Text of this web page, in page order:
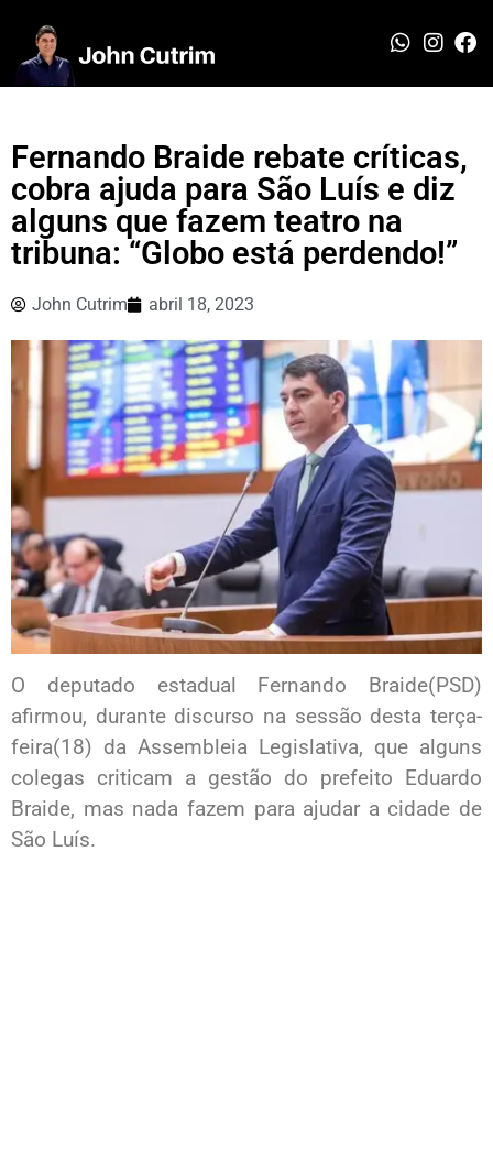
Fernando Braide rebate críticas,
cobra ajuda para São Luís e diz
alguns que fazem teatro na
tribuna: “Globo está perdendo!”
John Cutrim abril 18, 2023
O deputado estadual Fernando Braide(PSD)
afirmou, durante discurso na sessão desta terça-
feira(18) da Assembleia Legislativa, que alguns
colegas criticam a gestão do prefeito Eduardo
Braide, mas nada fazem para ajudar a cidade de
São Luís.